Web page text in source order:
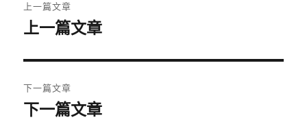
章
覽
上一篇文章
上
篇
文
章:
上一篇文章
下一篇文章
下
下一篇文章